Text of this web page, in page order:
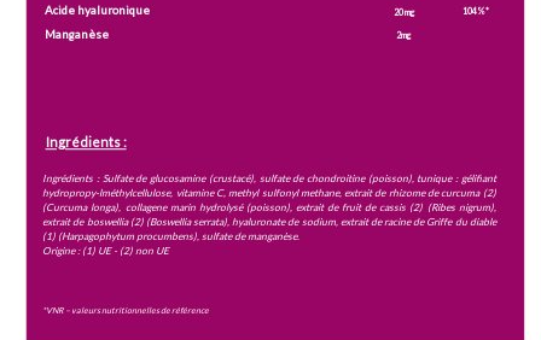
*VNR – valeurs nutritionnelles de référence
104%*
Ingrédients :
20 mg
2mg
Acide hyaluronique
Manganèse
Ingrédients : Sulfate de glucosamine (crustacé), sulfate de chondroitine (poisson), tunique : gélifiant
hydropropy-lméthylcellulose, vitamine C, methyl sulfonyl methane, extrait de rhizome de curcuma (2)
(Curcuma longa), collagene marin hydrolysé (poisson), extrait de fruit de cassis (2) (Ribes nigrum),
extrait de boswellia (2) (Boswellia serrata), hyaluronate de sodium, extrait de racine de Griffe du diable
(1) (Harpagophytum procumbens), sulfate de manganèse.
Origine : (1) UE - (2) non UE